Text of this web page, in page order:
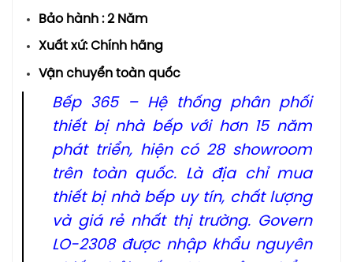
Bảo hành : 2 Năm
Xuất xứ: Chính hãng
Vận chuyển toàn quốc
Bếp 365 – Hệ thống phân phối
thiết bị nhà bếp với hơn 15 năm
phát triển, hiện có 28 showroom
trên toàn quốc. Là địa chỉ mua
thiết bị nhà bếp uy tín, chất lượng
và giá rẻ nhất thị trường. Govern
LO-2308 được nhập khẩu nguyên